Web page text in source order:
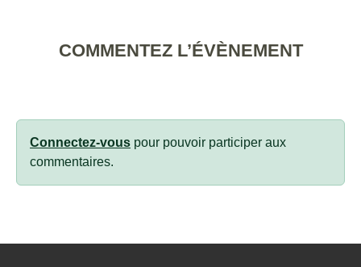
COMMENTEZ L’ÉVÈNEMENT
Connectez-vous pour pouvoir participer aux
commentaires.